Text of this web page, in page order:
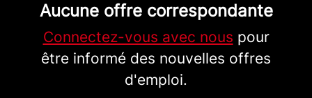
Aucune offre correspondante
Connectez-vous avec nous pour
être informé des nouvelles offres
d'emploi.